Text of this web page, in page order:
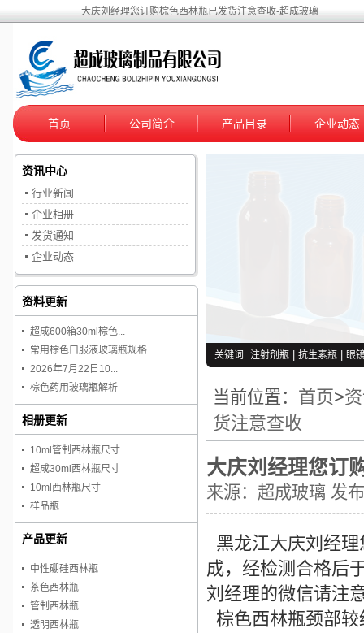
大庆刘经理您订购棕色西林瓶已发货注意查收-超成玻璃
首页 公司简介 产品目录 企业动态
关键词 注射剂瓶 抗生素瓶 眼
当前位置： 首页>
货注意查收
大庆刘经理您订
来源： 超成玻璃 发
黑龙江大庆刘经理
成，经检测合格后
刘经理的微信请注
棕色西林瓶颈部
资讯中心
行业新闻
企业相册
发货通知
企业动态
资料更新
超成600箱30ml棕色...
常用棕色口服液玻璃瓶规格...
2026年7月22日10...
棕色药用玻璃瓶解析
相册更新
10ml管制西林瓶尺寸
超成30ml西林瓶尺寸
10ml西林瓶尺寸
样品瓶
产品更新
中性硼硅西林瓶
茶色西林瓶
管制西林瓶
透明西林瓶